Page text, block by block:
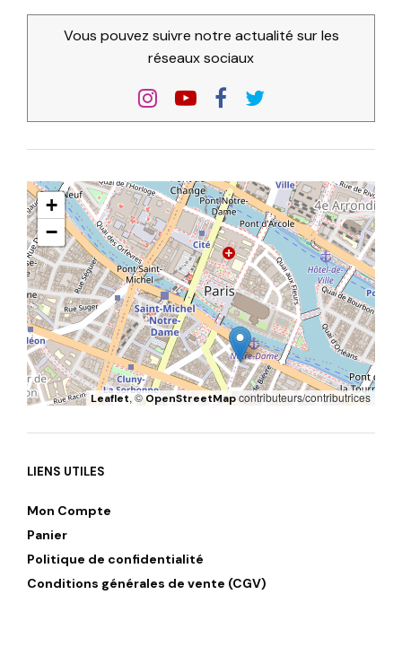
Vous pouvez suivre notre actualité sur les
réseaux sociaux
+
−
Leaflet, ©OpenStreetMapcontributeurs/contributrices
LIENS UTILES
Mon Compte
Panier
Politique de confidentialité
Conditions générales de vente (CGV)